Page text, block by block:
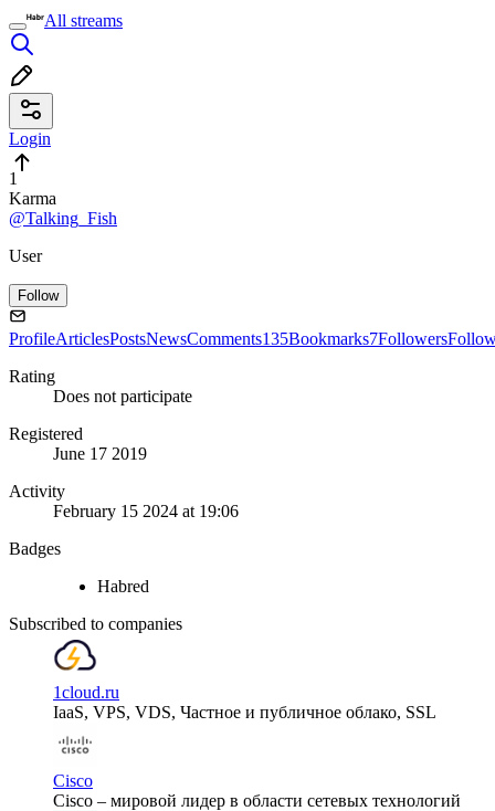
All streams
Login
1
Karma
@Talking_Fish
User
Follow
ProfileArticlesPostsNewsComments135Bookmarks7Followers
Rating
Does not participate
Registered
June 17 2019
Activity
February 15 2024 at 19:06
Badges
Habred
Subscribed to companies
1cloud.ru
IaaS, VPS, VDS, Частное и публичное облако, SSL
Cisco
Cisco – мировой лидер в области сетевых технологий